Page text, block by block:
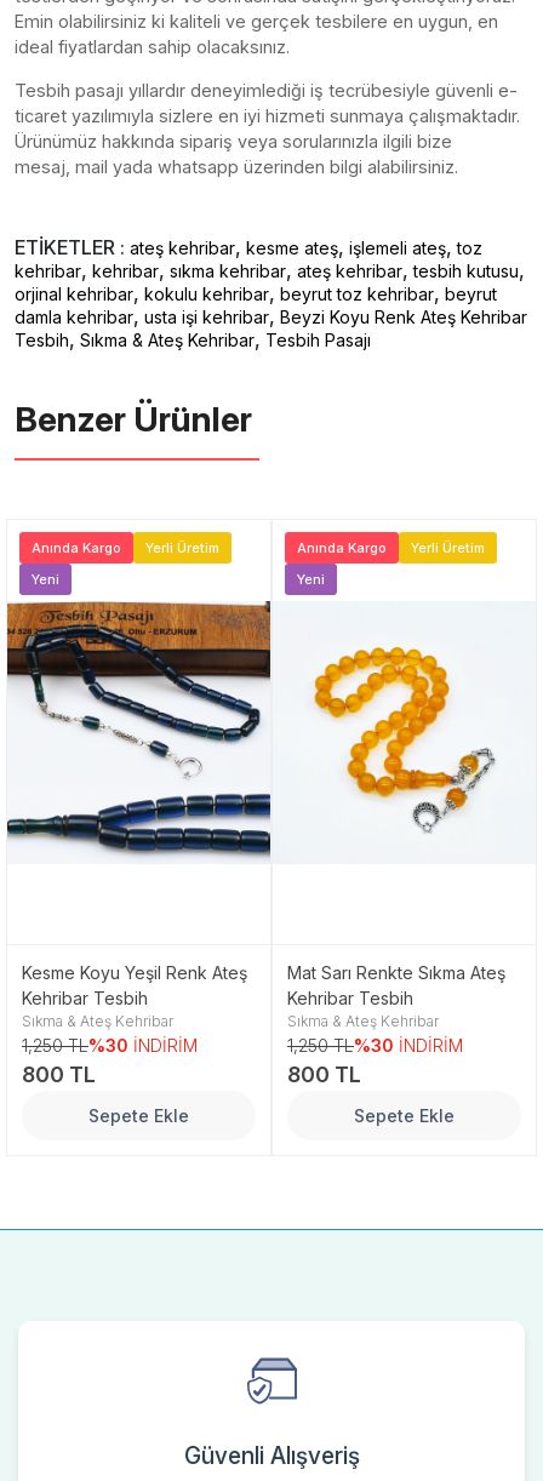
Emin olabilirsiniz ki kaliteli ve gerçek tesbilere en uygun, en
ideal fiyatlardan sahip olacaksınız.
Tesbih pasajı yıllardır deneyimlediği iş tecrübesiyle güvenli e-
ticaret yazılımıyla sizlere en iyi hizmeti sunmaya çalışmaktadır.
Ürünümüz hakkında sipariş veya sorularınızla ilgili bize
mesaj, mail yada whatsapp üzerinden bilgi alabilirsiniz.
ETİKETLER : ateş kehribar, kesme ateş, işlemeli ateş,toz
kehribar, kehribar, sıkma kehribar, ateş kehribar,tesbih kutusu,
orjinal kehribar, kokulu kehribar, beyrut toz kehribar, beyrut
damla kehribar, usta işi kehribar, Beyzi Koyu Renk Ateş Kehribar
Tesbih, Sıkma & Ateş Kehribar, Tesbih Pasajı
Benzer Ürünler ️
Anında Kargo
Yerli Üretim
Yeni
Kesme Koyu Yeşil Renk Ateş
Kehribar Tesbih
Sıkma & Ateş Kehribar
1,250 TL%30 İNDİRİM
800 TL
Sepete Ekle
Anında Kargo
Yerli Üretim
Yeni
Mat Sarı Renkte Sıkma Ateş
Kehribar Tesbih
Sıkma & Ateş Kehribar
1,250 TL%30 İNDİRİM
800 TL
Sepete Ekle
Güvenli Alışveriş